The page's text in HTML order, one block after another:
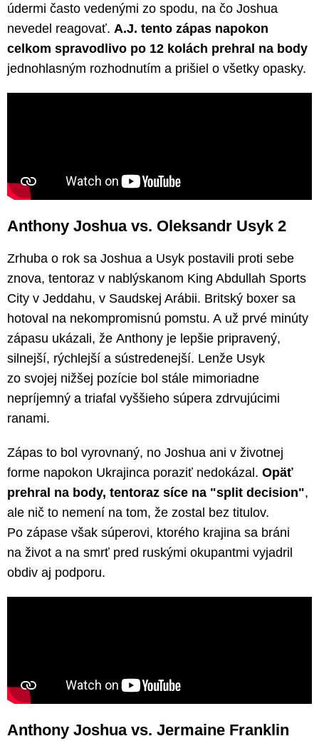
údermi často vedenými zo spodu, na čo Joshua
nevedel reagovať. A.J. tento zápas napokon
celkom spravodlivo po 12 kolách prehral na body
jednohlasným rozhodnutím a prišiel o všetky opasky.
Anthony Joshua vs. Oleksandr Usyk 2
Zrhuba o rok sa Joshua a Usyk postavili proti sebe
znova, tentoraz v nablýskanom King Abdullah Sports
City v Jeddahu, v Saudskej Arábii. Britský boxer sa
hotoval na nekompromisnú pomstu. A už prvé minúty
zápasu ukázali, že Anthony je lepšie pripravený,
silnejší, rýchlejší a sústredenejší. Lenže Usyk
zo svojej nižšej pozície bol stále mimoriadne
nepríjemný a triafal vyššieho súpera zdrvujúcimi
ranami.
Zápas to bol vyrovnaný, no Joshua ani v životnej
forme napokon Ukrajinca poraziť nedokázal. Opäť
prehral na body, tentoraz síce na "split decision",
ale nič to nemení na tom, že zostal bez titulov.
Po zápase však súperovi, ktorého krajina sa bráni
na život a na smrť pred ruskými okupantmi vyjadril
obdiv aj podporu.
Anthony Joshua vs. Jermaine Franklin